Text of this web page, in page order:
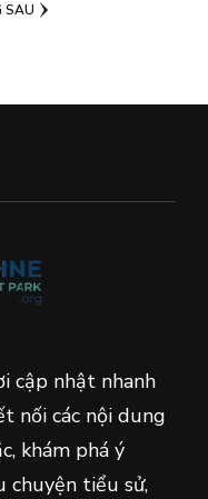
SAU
cập nhật nhanh
nối các nội dung
khám phá ý
chuyện tiểu sử,